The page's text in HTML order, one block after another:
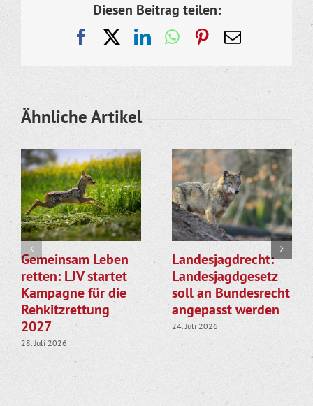
Diesen Beitrag teilen:
FacebookLinkedInWhatsApp
Pinterest
E-
Ähnliche Artikel
Gemeinsam Leben
retten: LJV startet
Kampagne für die
Rehkitzrettung
2027
28. Juli 2026
Landesjagdrecht:
Landesjagdgesetz
soll an Bundesrecht
angepasst werden
24. Juli 2026